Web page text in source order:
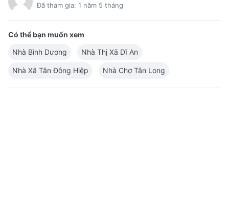
Đã tham gia: 1 năm 5 tháng
Có thể bạn muốn xem
Nhà Bình Dương
Nhà Thị Xã Dĩ An
Nhà Xã Tân Đông Hiệp Nhà Chợ Tân Long